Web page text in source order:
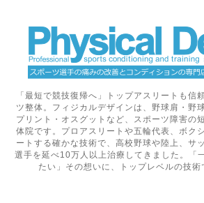
「最短で競技復帰へ」トップアスリートも信
ツ整体。フィジカルデザインは、野球肩・野
プリント・オスグットなど、スポーツ障害の
体院です。プロアスリートや五輪代表、ボク
ートする確かな技術で、高校野球や陸上、サ
選手を延べ10万人以上治療してきました。「
たい」その想いに、トップレベルの技術